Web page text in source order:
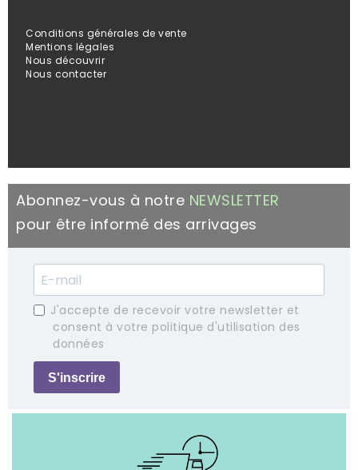
Conditions générales de vente
Mentions légales
Nous découvrir
Nous contacter
Abonnez-vous à notre NEWSLETTER
pour être informé des arrivages
J'accepte de recevoir votre newsletter et
consent à votre politique d'utilisation des
données
S'inscrire